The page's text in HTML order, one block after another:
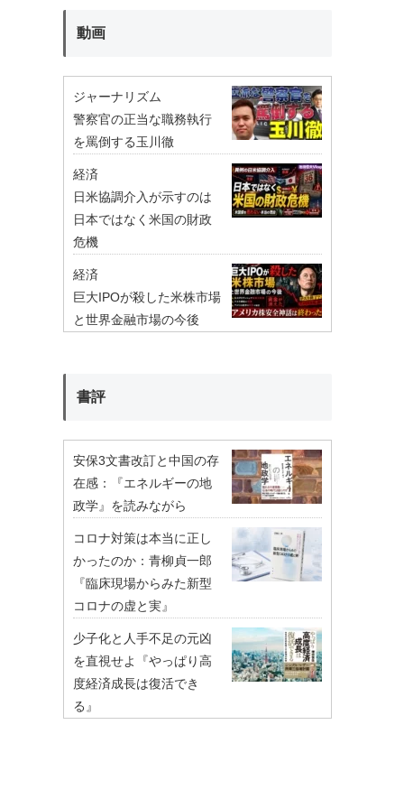
動画
ジャーナリズム
警察官の正当な職務執行
を罵倒する玉川徹
経済
日米協調介入が示すのは
日本ではなく米国の財政
危機
経済
巨大IPOが殺した米株市場
と世界金融市場の今後
書評
安保3文書改訂と中国の存
在感：『エネルギーの地
政学』を読みながら
コロナ対策は本当に正し
かったのか：青柳貞一郎
『臨床現場からみた新型
コロナの虚と実』
少子化と人手不足の元凶
を直視せよ『やっぱり高
度経済成長は復活でき
る』